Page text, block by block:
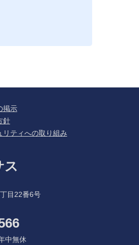
掲示
針
リティへの取り組み
ス
目22番6号
中無休